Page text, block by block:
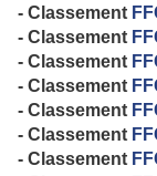
- Classement
- Classement
- Classement
- Classement
- Classement
- Classement
- Classement